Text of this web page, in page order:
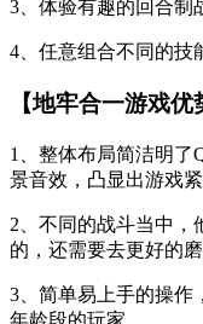
3、体验有趣的回合制
4、任意组合不同的技
【地牢合一游戏优
1、整体布局简洁明了
景音效，凸显出游戏
2、不同的战斗当中，
的，还需要去更好的磨
3、简单易上手的操作
年龄段的玩家。